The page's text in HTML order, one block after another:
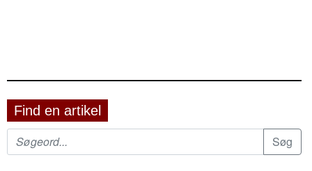
Find en artikel